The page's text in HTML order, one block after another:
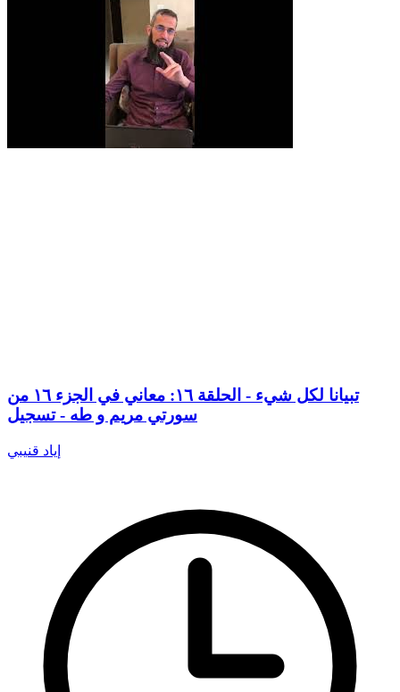
تبيانا لكل شيء - الحلقة ١٦: معاني في الجزء ١٦ من
سورتي مريم و طه - تسجيل
إياد قنيبي